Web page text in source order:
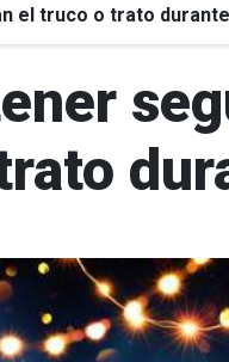
el truco o trato